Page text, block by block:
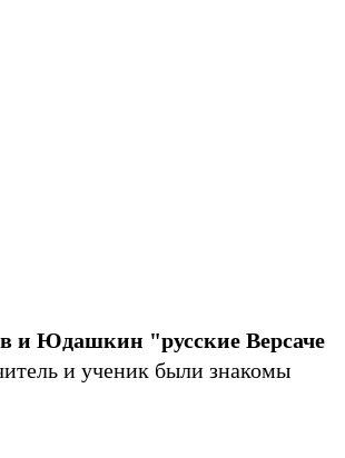
и Юдашкин "русские Версаче
и ученик были знакомы